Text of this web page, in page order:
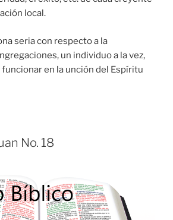
local.
seria con respecto a la
un individuo a la vez,
en la unción del Espíritu
No. 18